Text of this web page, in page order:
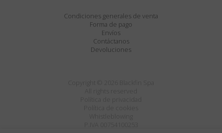
Condiciones generales de venta
Forma de pago
Envíos
Contáctanos
Devoluciones